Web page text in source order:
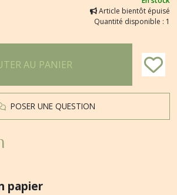
Article bientôt épuisé
Quantité disponible : 1
AU PANIER
POSER UNE QUESTION
papier